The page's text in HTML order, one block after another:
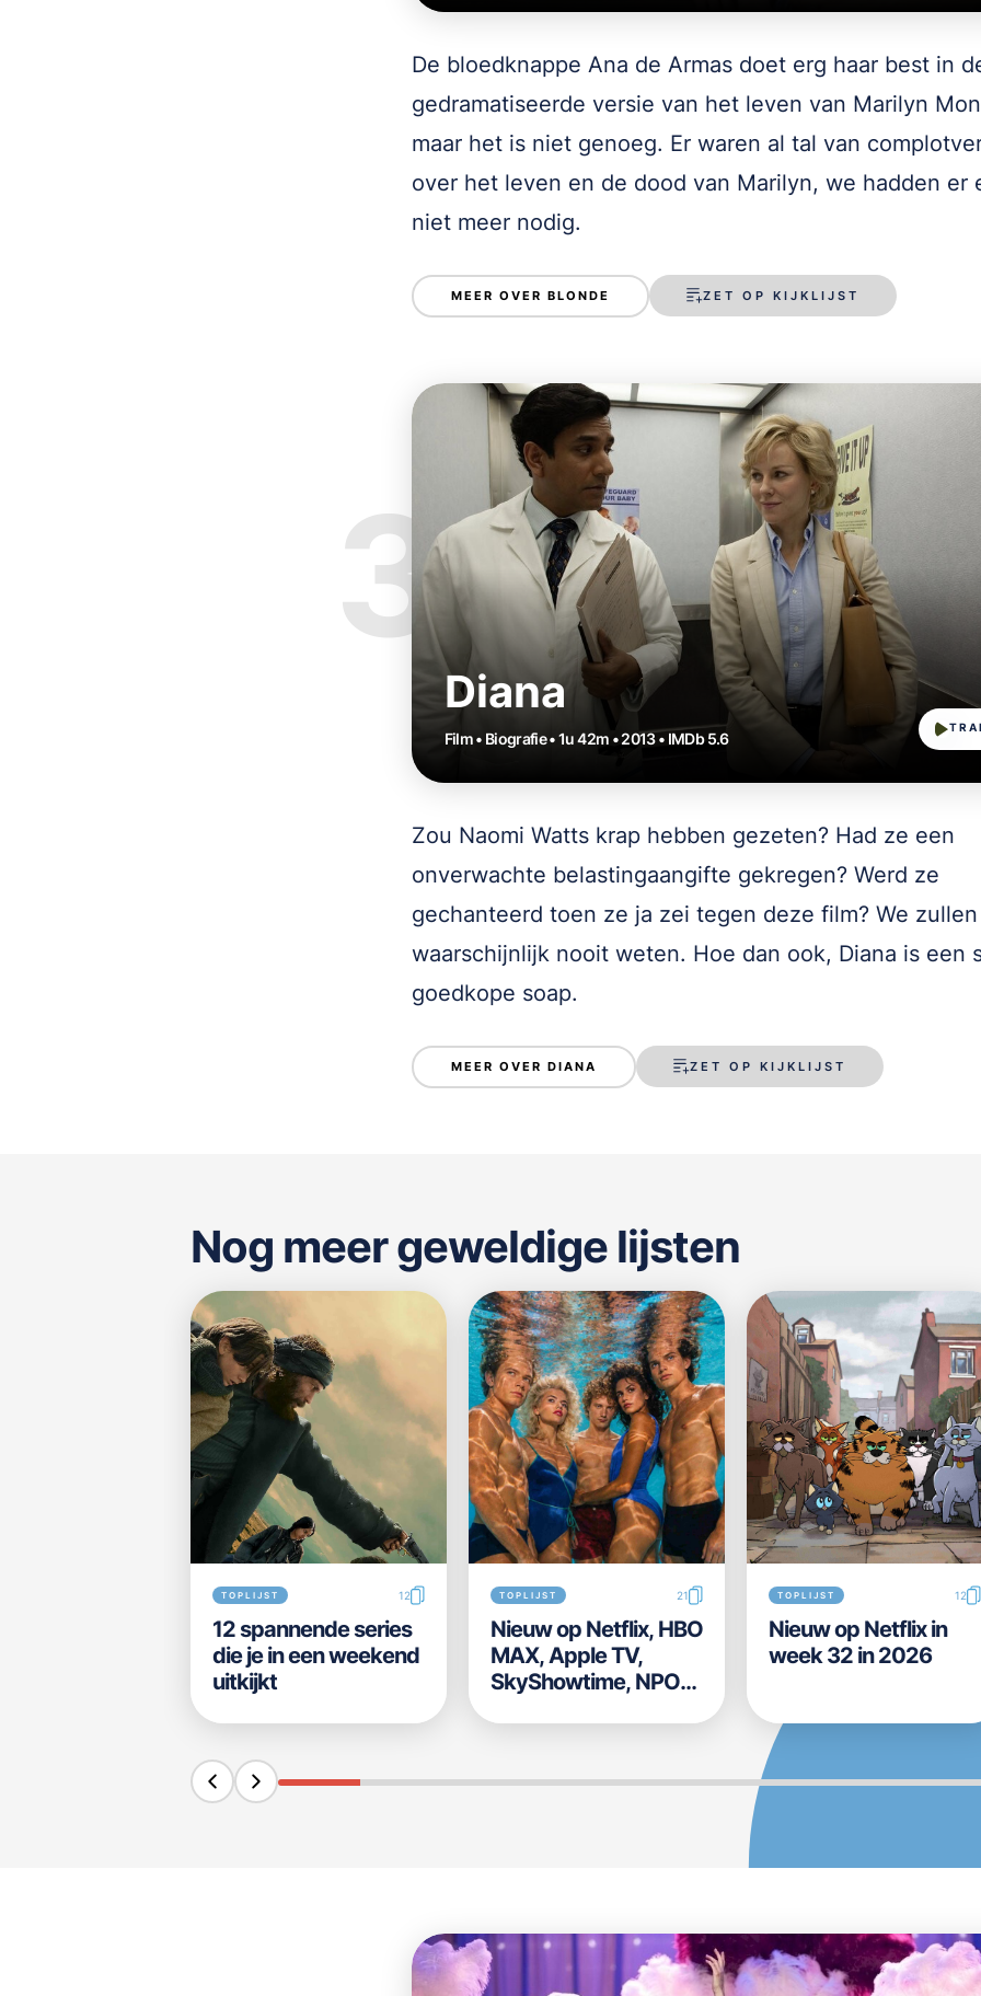
De bloedknappe Ana de Armas doet erg haar best in
gedramatiseerde versie van het leven van Marilyn
maar het is niet genoeg. Er waren al tal van
over het leven en de dood van Marilyn, we hadden er
niet meer nodig.
MEER OVER BLONDE ZET OP KIJKLIJST
3
Diana
Film • Biografie • 1u 42m • 2013 • IMDb 5.6
Zou Naomi Watts krap hebben gezeten? Had ze een
onverwachte belastingaangifte gekregen? Werd ze
gechanteerd toen ze ja zei tegen deze film? We
waarschijnlijk nooit weten. Hoe dan ook, Diana is een
goedkope soap.
MEER OVER DIANA ZET OP KIJKLIJST
Nog meer geweldige lijsten
TOPLIJST 12
12 spannende series
die je in een weekend
uitkijkt
TOPLIJST 21
Nieuw op Netflix, HBO
MAX, Apple TV,
SkyShowtime, NPO
2026
TOPLIJST 12
Nieuw op Netflix in
week 32 in 2026